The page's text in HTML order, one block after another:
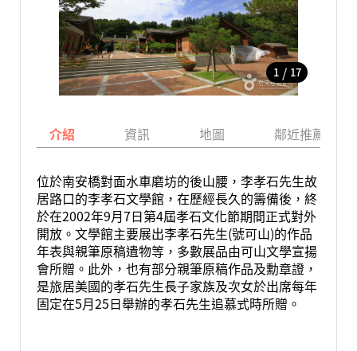
1 / 17
介紹 資訊 地圖 鄰近推薦景點
位於南安橋對面水車磨坊的後山腰，李孝石先生故
居路口的李孝石文學館，在歷經長久的籌備後，終
於在2002年9月7日第4屆孝石文化節期間正式對外
開放。文學館主要展出李孝石先生(號可山)的作品
年表與親筆原稿遺物等，多數展品由可山文學宣揚
會所贈。此外，也有部分親筆原稿作品及勳章證，
是旅居美國的孝石先生長子家族及次女於出席每年
固定在5月25日舉辦的孝石先生追慕式時所贈。